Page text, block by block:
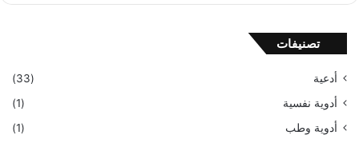
تصنيفات
أدعية
(33)
أدوية نفسية
(1)
أدوية وطب
(1)